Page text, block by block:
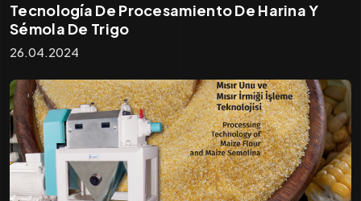
Tecnología De Procesamiento De Harina Y
Sémola De Trigo
26.04.2024